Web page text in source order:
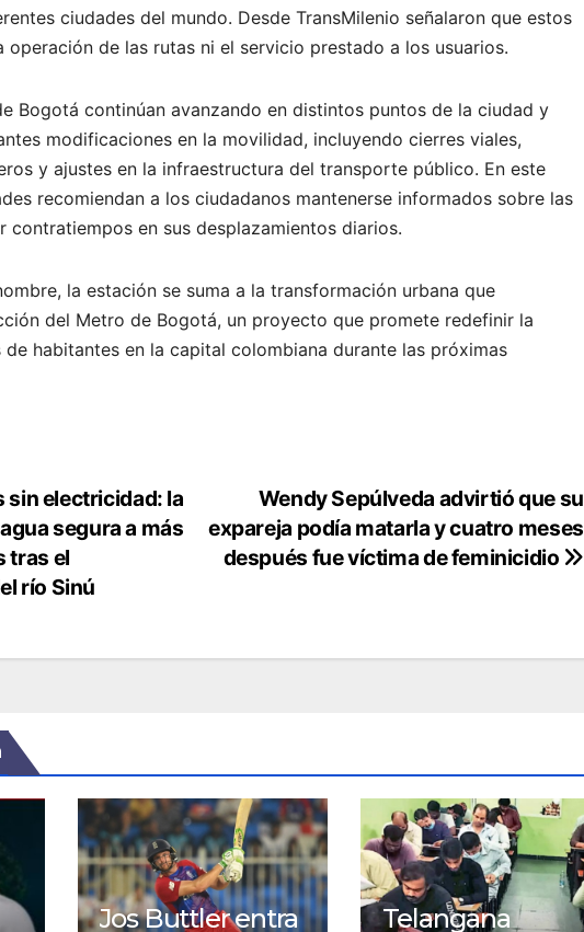
ciudades del mundo. Desde TransMilenio señalaron que estos
operación de las rutas ni el servicio prestado a los usuarios.
Bogotá continúan avanzando en distintos puntos de la ciudad y
modificaciones en la movilidad, incluyendo cierres viales,
y ajustes en la infraestructura del transporte público. En este
recomiendan a los ciudadanos mantenerse informados sobre las
contratiempos en sus desplazamientos diarios.
la estación se suma a la transformación urbana que
del Metro de Bogotá, un proyecto que promete redefinir la
habitantes en la capital colombiana durante las próximas
Wendy Sepúlveda advirtió que su
expareja podía matarla y cuatro meses
después fue víctima de feminicidio
electricidad: la
segura a más
tras el
río Sinú
Jos Buttler entra
Telangana